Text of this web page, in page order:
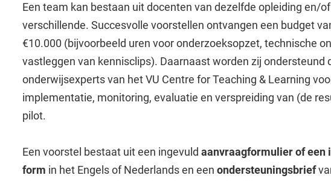
Een team kan bestaan uit docenten van dezelfde opleiding en/
verschillende. Succesvolle voorstellen ontvangen een budget
€10.000 (bijvoorbeeld uren voor onderzoeksopzet, technische
vastleggen van kennisclips). Daarnaast worden zij ondersteund
onderwijsexperts van het VU Centre for Teaching & Learning
implementatie, monitoring, evaluatie en verspreiding van (de
pilot.
Een voorstel bestaat uit een ingevuld aanvraagformulier of een
form in het Engels of Nederlands en een ondersteuningsbrief